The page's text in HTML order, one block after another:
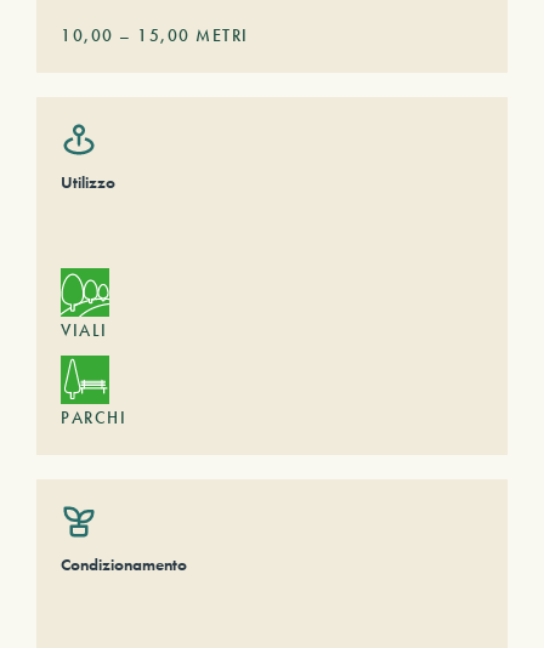
10,00 – 15,00 METRI
Utilizzo
VIALI
PARCHI
Condizionamento